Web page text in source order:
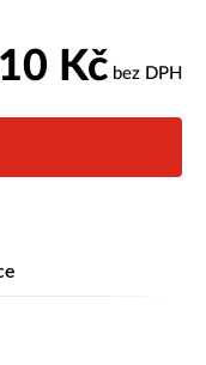
Kč bez DPH